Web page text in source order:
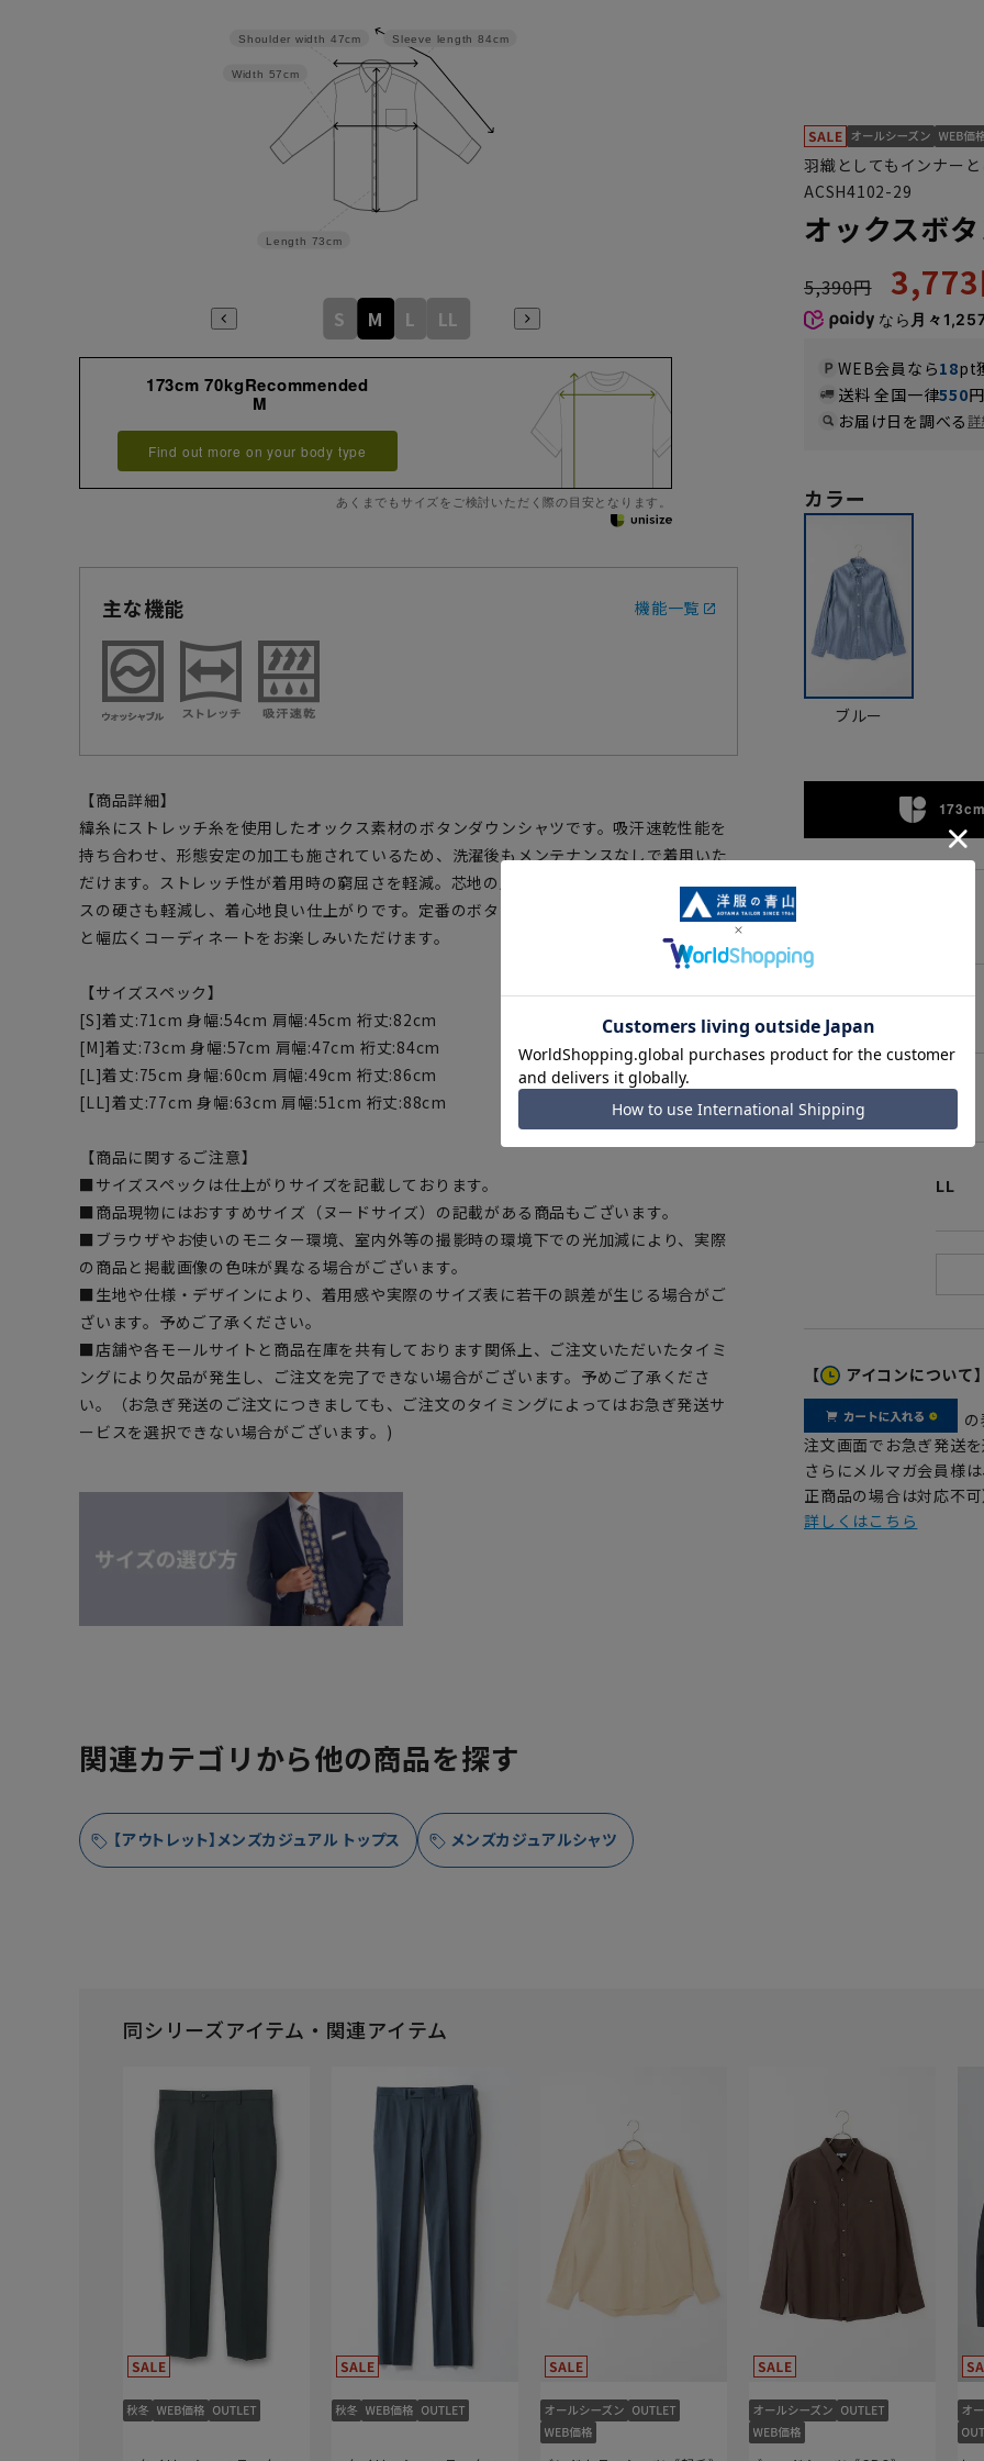
Sleeve length 84cm
Length 73cm
Width 57cm
Shoulder width 47cm
S M L LL
173cm 70kgRecommended
M
Find out more on your body type
あくまでもサイズをご検討いただく際の目安となります。
主な機能 機能一覧
【商品詳細】
緯糸にストレッチ糸を使用したオックス素材のボタンダウンシャツです。吸汗速乾性能を
持ち合わせ、形態安定の加工も施されているため、洗濯後もメンテナンスなしで着用いた
だけます。ストレッチ性が着用時の窮屈さを軽減。芯地の風合いにも拘り、首回り・カフ
スの硬さも軽減し、着心地良い仕上がりです。定番のボタンダウンでジャケット・パンツ
と幅広くコーディネートをお楽しみいただけます。
【サイズスペック】
[S]着丈:71cm 身幅:54cm 肩幅:45cm 裄丈:82cm
[M]着丈:73cm 身幅:57cm 肩幅:47cm 裄丈:84cm
[L]着丈:75cm 身幅:60cm 肩幅:49cm 裄丈:86cm
[LL]着丈:77cm 身幅:63cm 肩幅:51cm 裄丈:88cm
【商品に関するご注意】
■サイズスペックは仕上がりサイズを記載しております。
■商品現物にはおすすめサイズ（ヌードサイズ）の記載がある商品もございます。
■ブラウザやお使いのモニター環境、室内外等の撮影時の環境下での光加減により、実際
の商品と掲載画像の色味が異なる場合がございます。
■生地や仕様・デザインにより、着用感や実際のサイズ表に若干の誤差が生じる場合がご
ざいます。予めご了承ください。
■店舗や各モールサイトと商品在庫を共有しております関係上、ご注文いただいたタイミ
ングにより欠品が発生し、ご注文を完了できない場合がございます。予めご了承くださ
い。（お急ぎ発送のご注文につきましても、ご注文のタイミングによってはお急ぎ発送サ
ービスを選択できない場合がございます。)
羽織としてもインナー
ACSH4102-29
オックスボ
5,390円
なら 月々
WEB会員なら18pt
送料 全国一律550
お届け日を調べる
カラー
ブルー
ブルー
LL
【 アイコンについて
注文画面でお急ぎ発送
さらにメルマガ会員様
正商品の場合は対応不
詳しくはこちら
関連カテゴリから他の商品を探す
【アウトレット】メンズカジュアル トップス メンズカジュアルシャツ
同シリーズアイテム・関連アイテム